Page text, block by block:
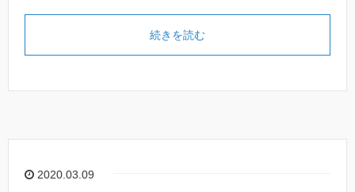
続きを読む
2020.03.09